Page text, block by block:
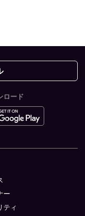
ロード
ー
ティ